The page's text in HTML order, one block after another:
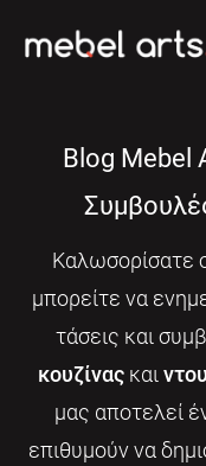
Blog Mebel
Καλωσορίσατε
μπορείτε να
τάσεις και
κουζίναςκαι
μας αποτελεί
επιθυμούν να